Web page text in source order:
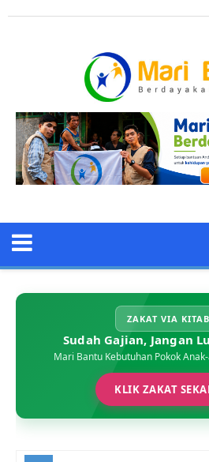
ZAKAT VIA
Sudah Gajian, Jangan
Mari Bantu Kebutuhan Pokok
KLIK ZAKAT